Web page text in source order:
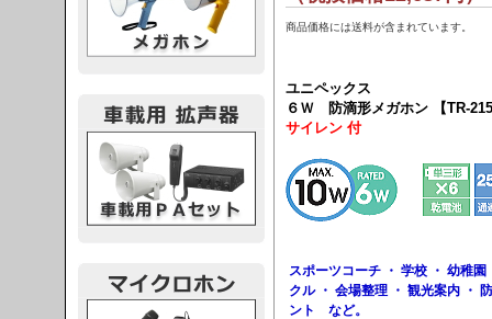
商品価格には送料が含まれています。
ユニペックス
６Ｗ 防滴形メガホン 【TR-
サイレン 付
スポーツコーチ ・ 学校 ・ 幼稚
クル ・ 会場整理 ・ 観光案内 ・
ント など。